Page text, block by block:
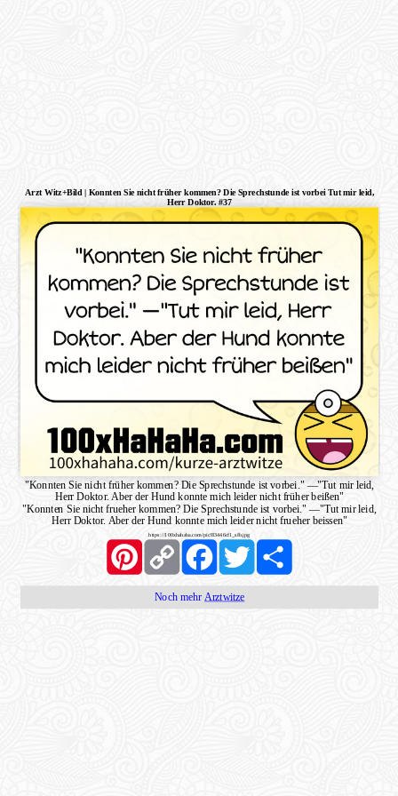
Arzt Witz+Bild | Konnten Sie nicht früher kommen? Die Sprechstunde ist vorbei Tut mir leid,
Herr Doktor. #37
"Konnten Sie nicht früher kommen? Die Sprechstunde ist vorbei." —"Tut mir leid,
Herr Doktor. Aber der Hund konnte mich leider nicht früher beißen"
"Konnten Sie nicht frueher kommen? Die Sprechstunde ist vorbei." —"Tut mir leid,
Herr Doktor. Aber der Hund konnte mich leider nicht frueher beissen"
https://100xhahaha.com/pic!83446cf1_sfb.jpg
PinterestCopy
Link
FacebookTwitter Share
Noch mehr Arztwitze